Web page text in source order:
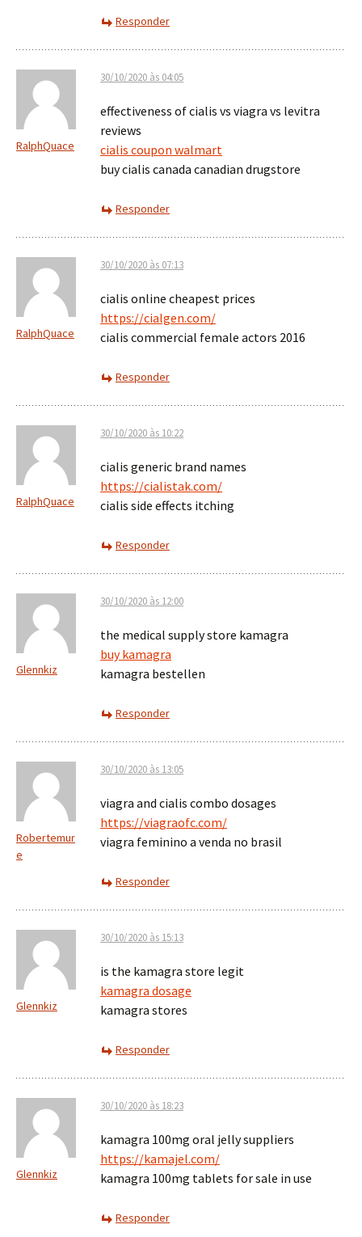
Responder
RalphQuace
30/10/2020 às 04:05
effectiveness of cialis vs viagra vs levitra
reviews
cialis coupon walmart
buy cialis canada canadian drugstore
Responder
RalphQuace
30/10/2020 às 07:13
cialis online cheapest prices
https://cialgen.com/
cialis commercial female actors 2016
Responder
RalphQuace
30/10/2020 às 10:22
cialis generic brand names
https://cialistak.com/
cialis side effects itching
Responder
Glennkiz
30/10/2020 às 12:00
the medical supply store kamagra
buy kamagra
kamagra bestellen
Responder
Robertemur
e
30/10/2020 às 13:05
viagra and cialis combo dosages
https://viagraofc.com/
viagra feminino a venda no brasil
Responder
Glennkiz
30/10/2020 às 15:13
is the kamagra store legit
kamagra dosage
kamagra stores
Responder
Glennkiz
30/10/2020 às 18:23
kamagra 100mg oral jelly suppliers
https://kamajel.com/
kamagra 100mg tablets for sale in use
Responder